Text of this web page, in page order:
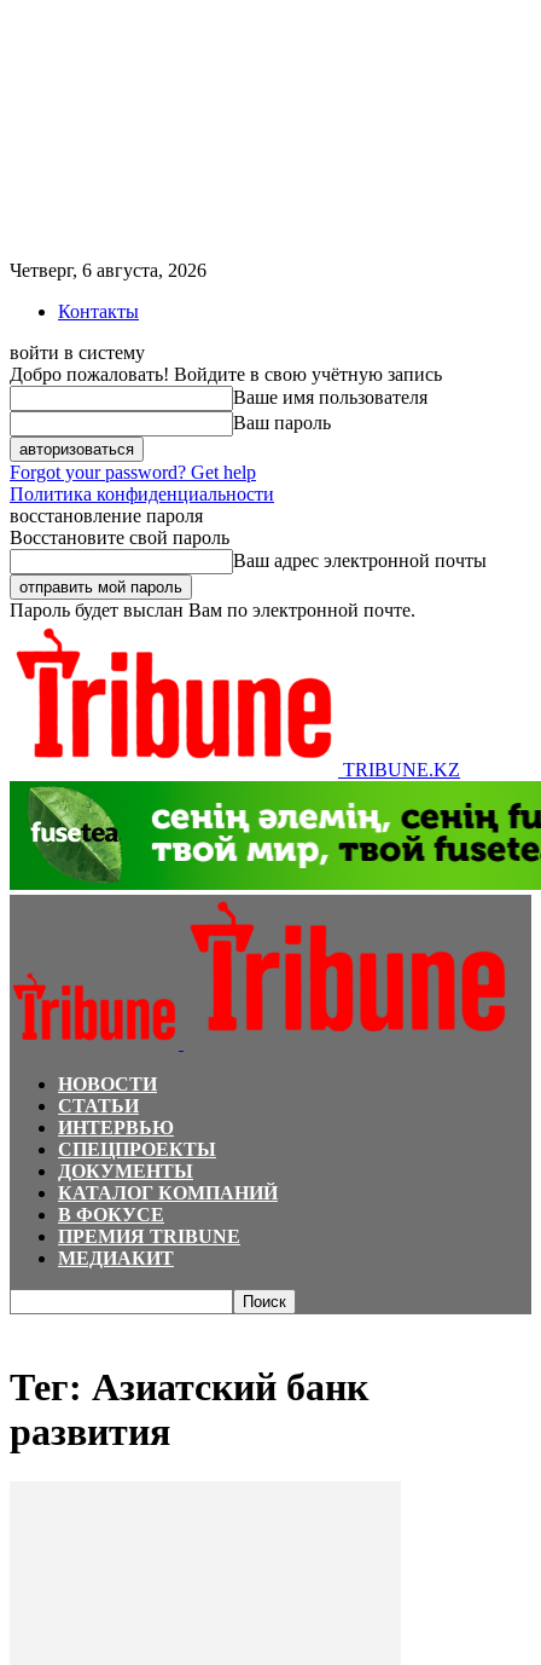
Четверг, 6 августа, 2026
Контакты
войти в систему
Добро пожаловать! Войдите в свою учётную запись
Ваше имя пользователя
Ваш пароль
Forgot your password? Get help
Политика конфиденциальности
восстановление пароля
Восстановите свой пароль
Ваш адрес электронной почты
Пароль будет выслан Вам по электронной почте.
TRIBUNE.KZ
НОВОСТИ
СТАТЬИ
ИНТЕРВЬЮ
СПЕЦПРОЕКТЫ
ДОКУМЕНТЫ
КАТАЛОГ КОМПАНИЙ
В ФОКУСЕ
ПРЕМИЯ TRIBUNE
МЕДИАКИТ
Тег: Азиатский банк
развития